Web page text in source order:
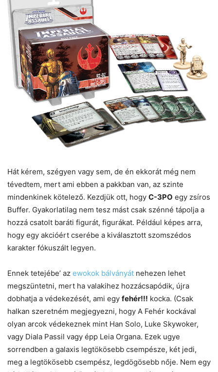
Hát kérem, szégyen vagy sem, de én ekkorát még nem
tévedtem, mert ami ebben a pakkban van, az szinte
mindenkinek kötelező. Kezdjük ott, hogy C-3PO egy zsíros
Buffer. Gyakorlatilag nem tesz mást csak szénné tápolja a
hozzá csatolt baráti figurát, figurákat. Például képes arra,
hogy egy akcióért cserébe a kiválasztott szomszédos
karakter fókuszált legyen.
Ennek tetejébe’ az ewokok bálványát nehezen lehet
megszüntetni, mert ha valakihez hozzácsapódik, újra
dobhatja a védekezését, ami egy fehér!!! kocka. (Csak
halkan szeretném megjegyezni, hogy A Fehér kockával
olyan arcok védekeznek mint Han Solo, Luke Skywoker,
vagy Diala Passil vagy épp Leia Organa. Ezek ugye
sorrendben a galaxis legtökösebb csempésze, két jedi,
meg a legtökösebb csempész, legdögösebb nője. Nem egy